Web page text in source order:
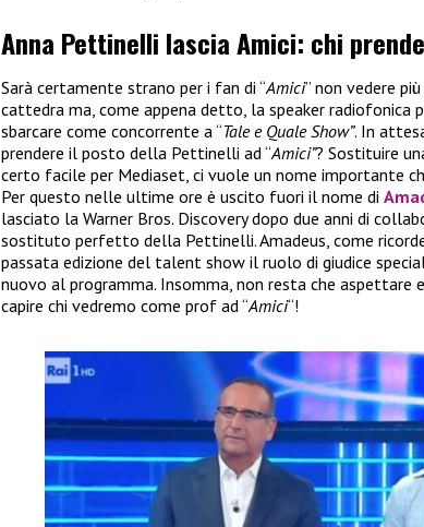
Anna Pettinelli lascia Amici: chi
Sarà certamente strano per i fan di “Amici” non vedere
cattedra ma, come appena detto, la speaker radiofonica
sbarcare come concorrente a “Tale e Quale Show”. In
prendere il posto della Pettinelli ad “Amici”? Sostituire
certo facile per Mediaset, ci vuole un nome importante
Per questo nelle ultime ore è uscito fuori il nome di
lasciato la Warner Bros. Discovery dopo due anni di
sostituto perfetto della Pettinelli. Amadeus, come
passata edizione del talent show il ruolo di giudice
nuovo al programma. Insomma, non resta che
capire chi vedremo come prof ad “Amici“!